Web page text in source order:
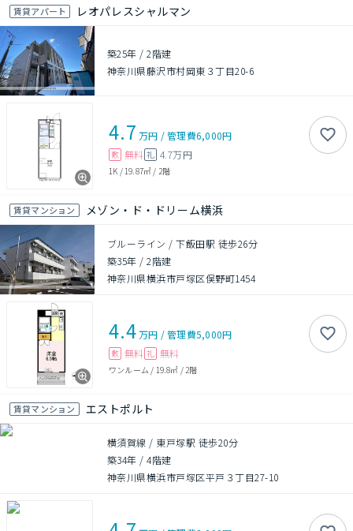
賃貸アパート レオパレスシャルマン
築25年 /2階建
神奈川県藤沢市村岡東３丁目20-6
4.7 万円 /管理費6,000円
敷 無料 礼 4.7万円
1K / 19.87㎡ / 2階
賃貸マンション メゾン・ド・ドリーム横浜
ブルーライン / 下飯田駅 徒歩26分
築35年 /2階建
神奈川県横浜市戸塚区俣野町1454
4.4万円 /管理費5,000円
敷 無料 礼 無料
ワンルーム / 19.8㎡ / 2階
賃貸マンション エストポルト
横須賀線 / 東戸塚駅 徒歩20分
築34年 /4階建
神奈川県横浜市戸塚区平戸３丁目27-10